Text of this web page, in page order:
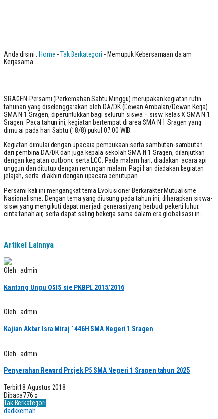
Anda disini : Home -Tak Berkategori - Memupuk Kebersamaan dalam
Kerjasama
SRAGEN-Persami (Perkemahan Sabtu Minggu) merupakan kegiatan rutin
tahunan yang diselenggarakan oleh DA/DK (Dewan Ambalan/Dewan Kerja)
SMA N 1 Sragen, diperuntukkan bagi seluruh siswa – siswi kelas X SMA N 1
Sragen. Pada tahun ini, kegiatan bertempat di area SMA N 1 Sragen yang
dimulai pada hari Sabtu (18/8) pukul 07.00 WIB.
Kegiatan dimulai dengan upacara pembukaan serta sambutan-sambutan
dari pembina DA/DK dan juga kepala sekolah SMA N 1 Sragen, dilanjutkan
dengan kegiatan outbond serta LCC. Pada malam hari, diadakan acara api
unggun dan ditutup dengan renungan malam. Pagi hari diadakan kegiatan
jelajah, serta diakhiri dengan upacara penutupan.
Persami kali ini mengangkat tema Evolusioner Berkarakter Mutualisme
Nasionalisme. Dengan tema yang diusung pada tahun ini, diharapkan siswa-
siswi yang mengikuti dapat menjadi generasi yang berbudi pekerti luhur,
cinta tanah air, serta dapat saling bekerja sama dalam era globalisasi ini.­
Artikel Lainnya
Oleh : admin
Kantong Ungu OSIS sie PKBPL 2015/2016
Oleh : admin
Kajian Akbar Isra Miraj 1446H SMA Negeri 1 Sragen
Oleh : admin
Penyerahan Reward Projek P5 SMA Negeri 1 Sragen tahun 2025
Terbit18 Agustus 2018
Dibaca776 x
Tak Berkategori
dadkkemah